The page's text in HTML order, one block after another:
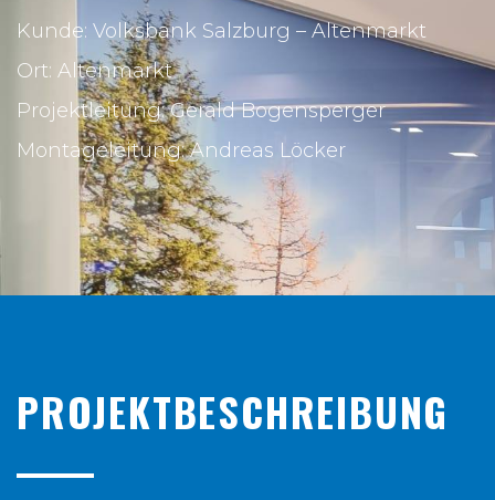
Kunde: Volksbank Salzburg – Altenmarkt
Ort: Altenmarkt
Projektleitung: Gerald Bogensperger
Montageleitung: Andreas Löcker
PROJEKTBESCHREIBUNG